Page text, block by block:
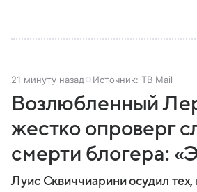
21 минуту назад Источник: ТВ Mail
Возлюбленный
жестко опроверг
смерти блогера:
Луис Сквиччиарини осудил тех,